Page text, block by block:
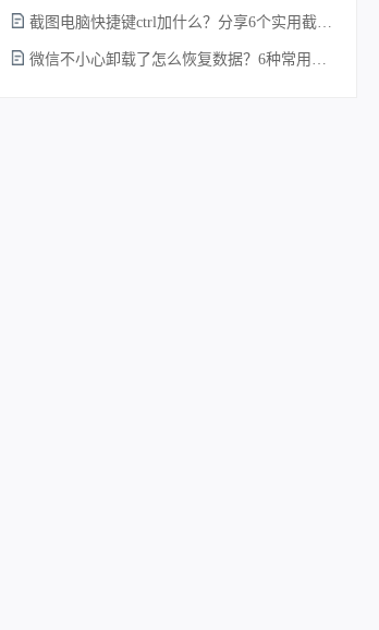
截图电脑快捷键ctrl加什么？分享6个实用截图方法！
微信不小心卸载了怎么恢复数据？6种常用方法详解！